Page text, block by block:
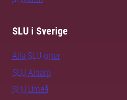
SLU i Sverige
Alla SLU-orter
SLU Alnarp
SLU Umeå